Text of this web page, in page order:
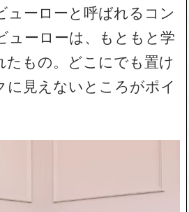
ューローと呼ばれるコン
ューローは、もともと学
たもの。どこにでも置け
に見えないところがポイ